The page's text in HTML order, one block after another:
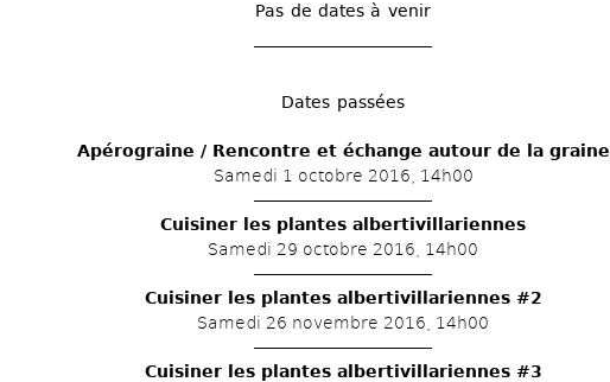
Pas de dates à venir
Dates passées
Apérograine / Rencontre et échange autour de la graine
Samedi 1 octobre 2016, 14h00
Cuisiner les plantes albertivillariennes
Samedi 29 octobre 2016, 14h00
Cuisiner les plantes albertivillariennes #2
Samedi 26 novembre 2016, 14h00
Cuisiner les plantes albertivillariennes #3